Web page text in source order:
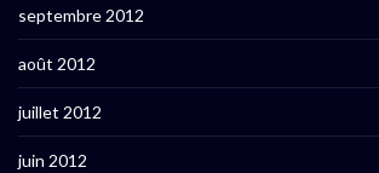
septembre 2012
août 2012
juillet 2012
juin 2012